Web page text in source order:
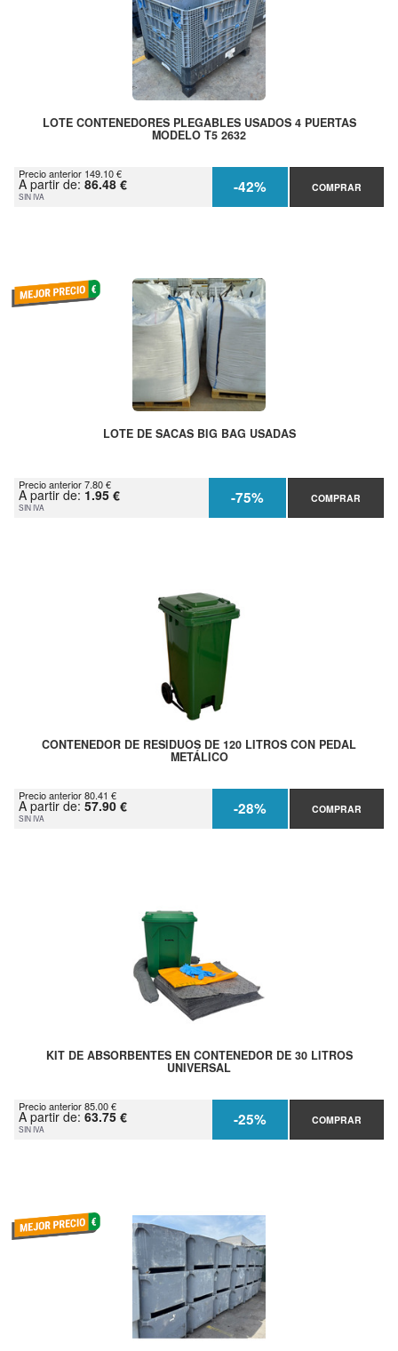
LOTE CONTENEDORES PLEGABLES USADOS 4 PUERTAS
MODELO T5 2632
Precio anterior 149.10 €
A partir de: 86.48 €
SIN IVA -42% COMPRAR
LOTE DE SACAS BIG BAG USADAS
Precio anterior 7.80 €
A partir de: 1.95 €
SIN IVA -75% COMPRAR
CONTENEDOR DE RESIDUOS DE 120 LITROS CON PEDAL
METÁLICO
Precio anterior 80.41 €
A partir de: 57.90 €
SIN IVA -28% COMPRAR
KIT DE ABSORBENTES EN CONTENEDOR DE 30 LITROS
UNIVERSAL
Precio anterior 85.00 €
A partir de: 63.75 €
SIN IVA -25% COMPRAR